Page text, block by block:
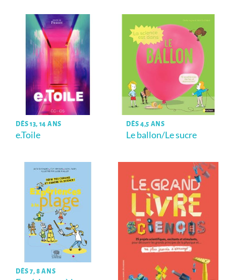
DÈS 13, 14 ANS
e.Toile
DÈS 4,5 ANS
Le ballon/Le sucre
DÈS 7, 8 ANS